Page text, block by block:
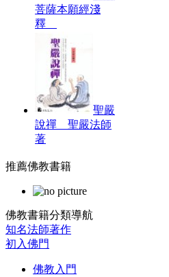
菩薩本願經淺
釋
聖嚴
說禪 聖嚴法師
著
推薦佛教書籍
佛教書籍分類導航
知名法師著作
初入佛門
佛教入門